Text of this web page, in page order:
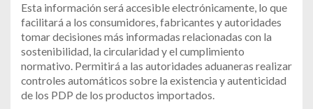
Esta información será accesible electrónicamente, lo que
facilitará a los consumidores, fabricantes y autoridades
tomar decisiones más informadas relacionadas con la
sostenibilidad, la circularidad y el cumplimiento
normativo. Permitirá a las autoridades aduaneras realizar
controles automáticos sobre la existencia y autenticidad
de los PDP de los productos importados.